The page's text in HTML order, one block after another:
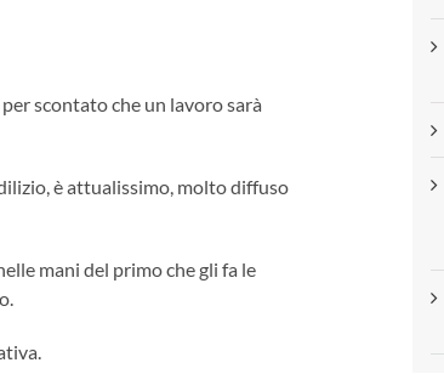
scontato che un lavoro sarà
è attualissimo, molto diffuso
mani del primo che gli fa le